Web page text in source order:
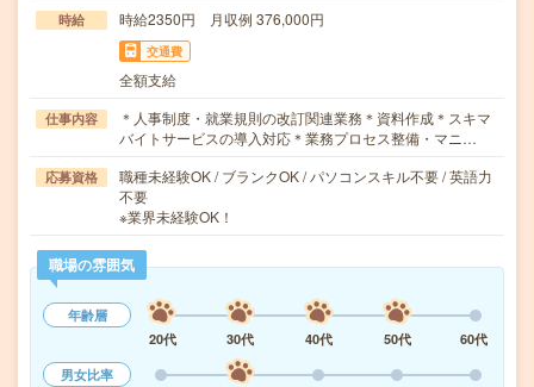
時給 時給2350円 月収例 376,000円
交通費
全額支給
仕事内容
＊人事制度・就業規則の改訂関連業務＊資料作成＊スキマ
バイトサービスの導入対応＊業務プロセス整備・マニ…
応募資格
職種未経験OK / ブランクOK / パソコンスキル不要 / 英語力
不要
※業界未経験OK！
職場の雰囲気
年齢層
20代
30代 40代 50代
60代
男女比率